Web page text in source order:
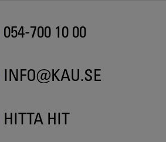
054-700 10 00
INFO@KAU.SE
HITTA HIT